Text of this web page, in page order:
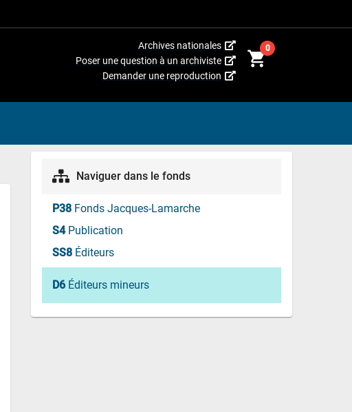
Archives nationales
(Cet
hyperlien
s’ouvrira
nouvelle
Poser une question à un archiviste
(Cet
hyperlien
Demander une reproduction
(Cet
fenêtre.)
shopping_cart0
Naviguer dans le fonds
P38 Fonds Jacques-Lamarche
S4 Publication
SS8 Éditeurs
D6 Éditeurs mineurs